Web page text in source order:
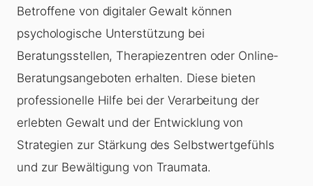
Betroffene von digitaler Gewalt können
psychologische Unterstützung bei
Beratungsstellen, Therapiezentren oder Online-
Beratungsangeboten erhalten. Diese bieten
professionelle Hilfe bei der Verarbeitung der
erlebten Gewalt und der Entwicklung von
Strategien zur Stärkung des Selbstwertgefühls
und zur Bewältigung von Traumata.